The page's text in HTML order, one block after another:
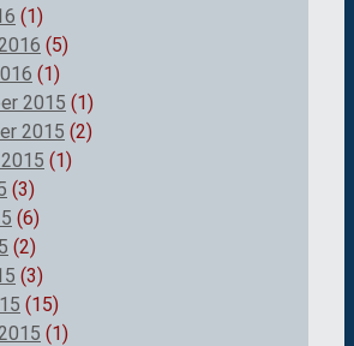
(1)
(5)
(1)
2015 (1)
2015 (2)
(1)
(3)
(6)
(2)
(3)
(15)
(1)